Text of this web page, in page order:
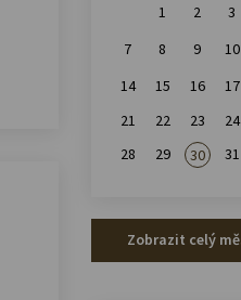
1
2 3
7
8 9 10
14
15 16 17
21
22 23 24
28
29 30 31
Zobrazit celý